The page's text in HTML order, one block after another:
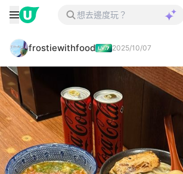
frostiewithfood 2025/10/07